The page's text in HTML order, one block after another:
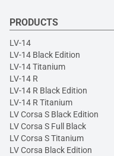
PRODUCTS
LV-14
LV-14 Black Edition
LV-14 Titanium
LV-14 R
LV-14 R Black Edition
LV-14 R Titanium
LV Corsa S Black Edition
LV Corsa S Full Black
LV Corsa S Titanium
LV Corsa Black Edition